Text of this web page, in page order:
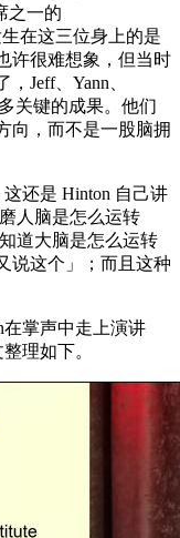
之一的
在这三位身上的是
许很难想象，但当时
Jeff、Yann、
关键的成果。他们
向，而不是一股脑拥
还是 Hinton 自己讲
人脑是怎么运转
道大脑是怎么运转
说这个」；而且这种
掌声中走上演讲
理如下。